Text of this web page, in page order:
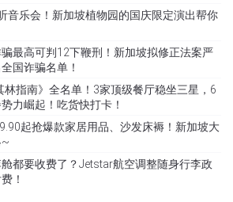
音乐会！新加坡植物园的国庆限定演出帮你
最高可判12下鞭刑！新加坡拟修正法案严
国诈骗名单！
林指南》全名单！3家顶级餐厅稳坐三星，6
力崛起！吃货快打卡！
起抢爆款家居用品、沙发床褥！新加坡大
~
都要收费了？Jetstar航空调整随身行李政
！